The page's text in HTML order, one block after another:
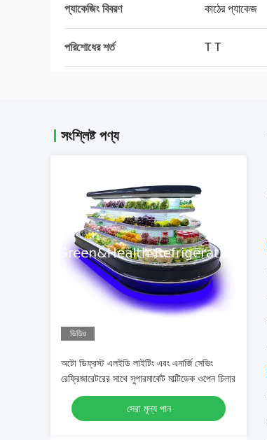
প্যাকেজিং বিবরণ কাঠের প্যাকেজ
পরিশোধের শর্ত T T
সংশ্লিষ্ট পণ্য
ভিডিও
অটো ডিফ্রস্ট এলইডি লাইটিং এবং এনার্জি সেভিং
রেফ্রিজারেটরের সাথে সুপারমার্কেট মাল্টিডেক ওপেন চিলার
সেরা মূল্য পান